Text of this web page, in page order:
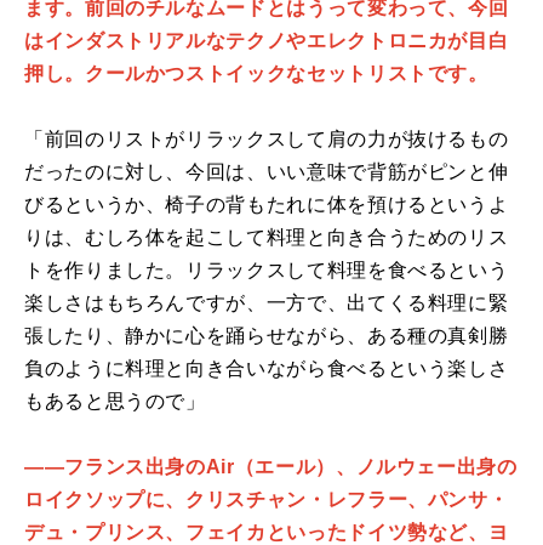
ます。前回のチルなムードとはうって変わって、今回
はインダストリアルなテクノやエレクトロニカが目白
押し。クールかつストイックなセットリストです。
「前回のリストがリラックスして肩の力が抜けるもの
だったのに対し、今回は、いい意味で背筋がピンと伸
びるというか、椅子の背もたれに体を預けるというよ
りは、むしろ体を起こして料理と向き合うためのリス
トを作りました。リラックスして料理を食べるという
楽しさはもちろんですが、一方で、出てくる料理に緊
張したり、静かに心を踊らせながら、ある種の真剣勝
負のように料理と向き合いながら食べるという楽しさ
もあると思うので」
――フランス出身のAir（エール）、ノルウェー出身の
ロイクソップに、クリスチャン・レフラー、パンサ・
デュ・プリンス、フェイカといったドイツ勢など、ヨ